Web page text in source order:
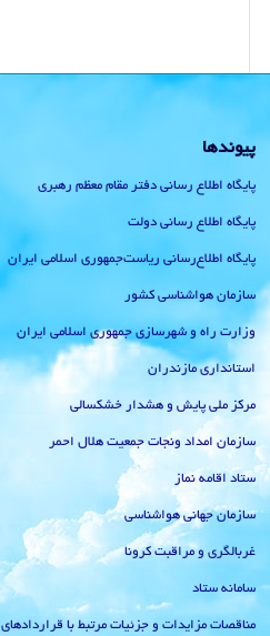
پیوندها
پایگاه اطلاع رسانی دفتر مقام معظم رهبری
پایگاه اطلاع رسانی دولت
پایگاه اطلاع‌رسانی ریاست‌جمهوری اسلامی ایران
سازمان هواشناسی کشور
وزارت راه و شهرسازی جمهوری اسلامی ایران
استانداری مازندران
مرکز ملی پایش و هشدار خشکسالی
سازمان امداد ونجات جمعیت هلال احمر
ستاد اقامه نماز
سازمان جهانی هواشناسی
غربالگری و مراقبت کرونا
سامانه ستاد
مناقصات مزایدات و جزئیات مرتبط با قراردادهای